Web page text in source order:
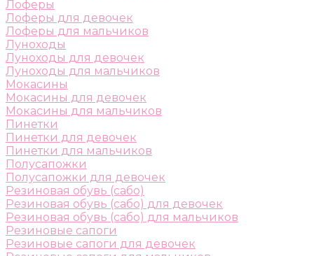
Лоферы
Лоферы для девочек
Лоферы для мальчиков
Луноходы
Луноходы для девочек
Луноходы для мальчиков
Мокасины
Мокасины для девочек
Мокасины для мальчиков
Пинетки
Пинетки для девочек
Пинетки для мальчиков
Полусапожки
Полусапожки для девочек
Резиновая обувь (сабо)
Резиновая обувь (сабо) для девочек
Резиновая обувь (сабо) для мальчиков
Резиновые сапоги
Резиновые сапоги для девочек